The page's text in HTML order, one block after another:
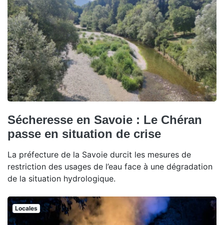
Sécheresse en Savoie : Le Chéran
passe en situation de crise
La préfecture de la Savoie durcit les mesures de
restriction des usages de l’eau face à une dégradation
de la situation hydrologique.
Locales